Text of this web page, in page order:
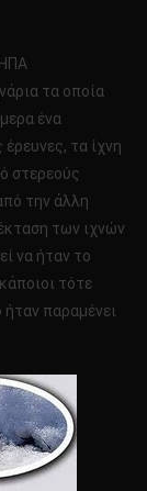
ΣΤΗΝ
ΤΑ
ΧΝΑΡΙΑ
ΤΟΥ
τα οποία
ένα
τα ίχνη
στερεούς
την άλλη
των ιχνών
να ήταν το
τότε
παραμένει